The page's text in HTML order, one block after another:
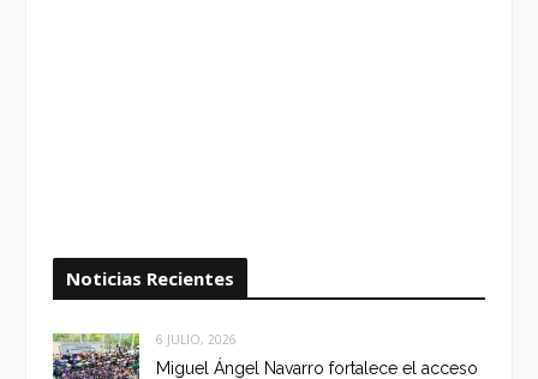
Noticias Recientes
6 JULIO, 2026
Miguel Ángel Navarro fortalece el acceso